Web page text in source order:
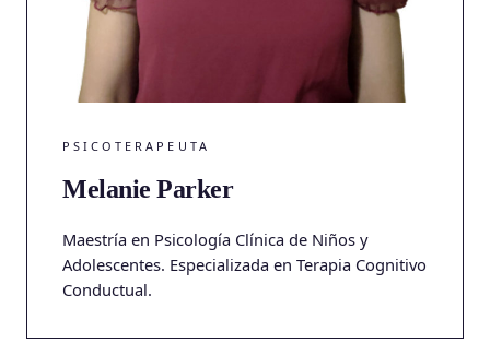
PSICOTERAPEUTA
Melanie Parker
Maestría en Psicología Clínica de Niños y
Adolescentes. Especializada en Terapia Cognitivo
Conductual.